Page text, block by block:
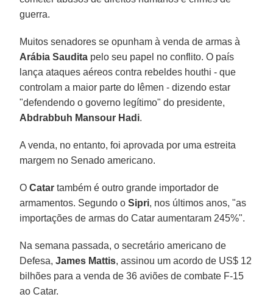
guerra.
Muitos senadores se opunham à venda de armas à
Arábia Saudita pelo seu papel no conflito. O país
lança ataques aéreos contra rebeldes houthi - que
controlam a maior parte do Iêmen - dizendo estar
"defendendo o governo legítimo" do presidente,
Abdrabbuh Mansour Hadi.
A venda, no entanto, foi aprovada por uma estreita
margem no Senado americano.
OCatar também é outro grande importador de
armamentos. Segundo oSipri, nos últimos anos, "as
importações de armas do Catar aumentaram 245%".
Na semana passada, o secretário americano de
Defesa,James Mattis, assinou um acordo de US$ 12
bilhões para a venda de 36 aviões de combate F-15
ao Catar.